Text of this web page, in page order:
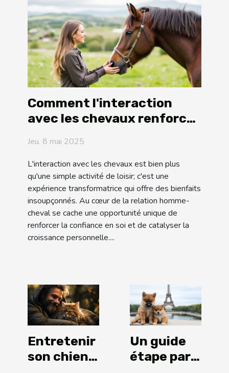
Comment l'interaction
avec les chevaux renforce
croissance personnelle
Jeu. 8 mai 2025
L'interaction avec les chevaux est bien plus
qu'une simple activité de loisir; c'est une
expérience transformatrice qui offre des bienfaits
insoupçonnés. Au cœur de la relation homme-
cheval se cache une opportunité unique de
renforcer la confiance en soi et de catalyser la
croissance personnelle....
Entretenir
son chien
Un guide
étape par